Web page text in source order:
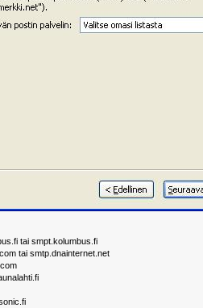
tai smpt.kolumbus.fi
tai smtp.dnainternet.net